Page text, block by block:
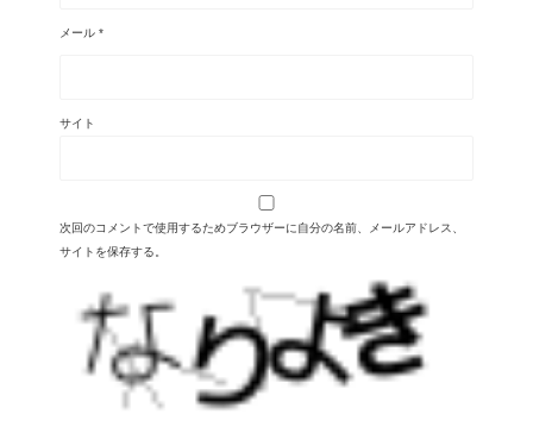
メール *
サイト
次回のコメントで使用するためブラウザーに自分の名前、メールアドレス、
サイトを保存する。